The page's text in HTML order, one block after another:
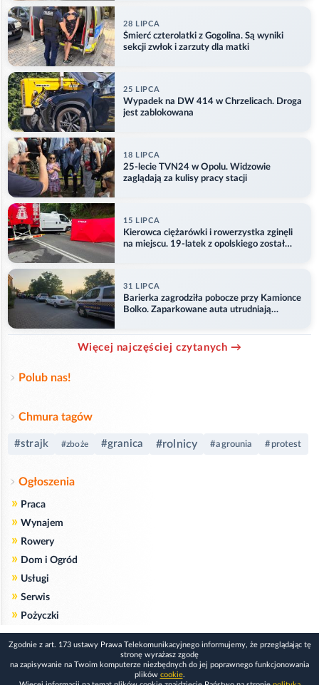
28 LIPCA
Śmierć czterolatki z Gogolina. Są wyniki
sekcji zwłok i zarzuty dla matki
25 LIPCA
Wypadek na DW 414 w Chrzelicach. Droga
jest zablokowana
18 LIPCA
25-lecie TVN24 w Opolu. Widzowie
zaglądają za kulisy pracy stacji
15 LIPCA
Kierowca ciężarówki i rowerzystka zginęli
na miejscu. 19-latek z opolskiego został
31 LIPCA
Barierka zagrodziła pobocze przy Kamionce
Bolko. Zaparkowane auta utrudniają
Więcej najczęściej czytanych →
Polub nas!
Chmura tagów
#strajk #zboże #granica #rolnicy #agrounia #protest
Ogłoszenia
» Praca
» Wynajem
» Rowery
» Dom i Ogród
» Usługi
» Serwis
» Pożyczki
Zgodnie z art. 173 ustawy Prawa Telekomunikacyjnego informujemy, że przeglądając tę
stronę wyrażasz zgodę
na zapisywanie na Twoim komputerze niezbędnych do jej poprawnego funkcjonowania
plików cookie.